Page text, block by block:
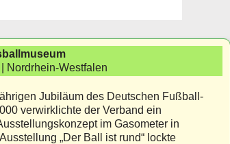
Nordrhein-Westfalen
Jubiläum des Deutschen Fußball-
verwirklichte der Verband ein
im Gasometer in
„Der Ball ist rund“ lockte